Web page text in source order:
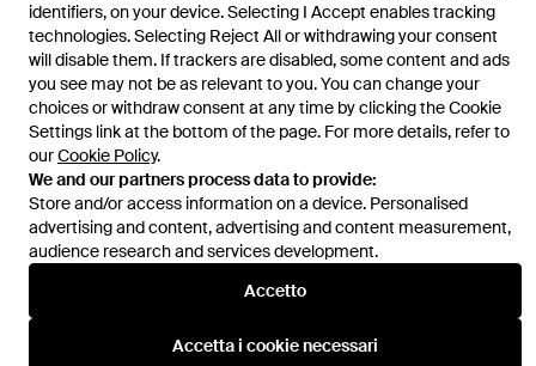
identifiers, on your device. Selecting I Accept enables tracking
technologies. Selecting Reject All or withdrawing your consent
will disable them. If trackers are disabled, some content and ads
you see may not be as relevant to you. You can change your
choices or withdraw consent at any time by clicking the Cookie
Settings link at the bottom of the page. For more details, refer to
ourCookie Policy.
We and our partners process data to provide:
Store and/or access information on a device. Personalised
advertising and content, advertising and content measurement,
audience research and services development.
Accetto
Accetta i cookie necessari
Assistenza e info